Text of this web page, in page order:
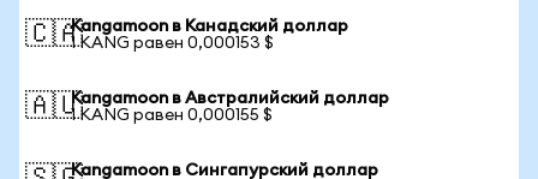
🇨🇦Kangamoon в Канадский доллар
1 KANG равен 0,000153 $
🇦🇺Kangamoon в Австралийский доллар
1 KANG равен 0,000155 $
Kangamoon в Сингапурский доллар